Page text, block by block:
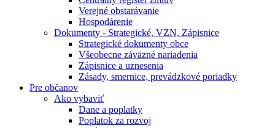
Verejné obstarávanie
Hospodárenie
Dokumenty - Strategické, VZN, Zápisnice
Strategické dokumenty obce
Všeobecne záväzné nariadenia
Zápisnice a uznesenia
Zásady, smernice, prevádzkové poriadky
Pre občanov
Ako vybaviť
Dane a poplatky
Poplatok za rozvoj